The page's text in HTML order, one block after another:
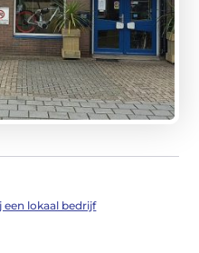
lokaal bedrijf